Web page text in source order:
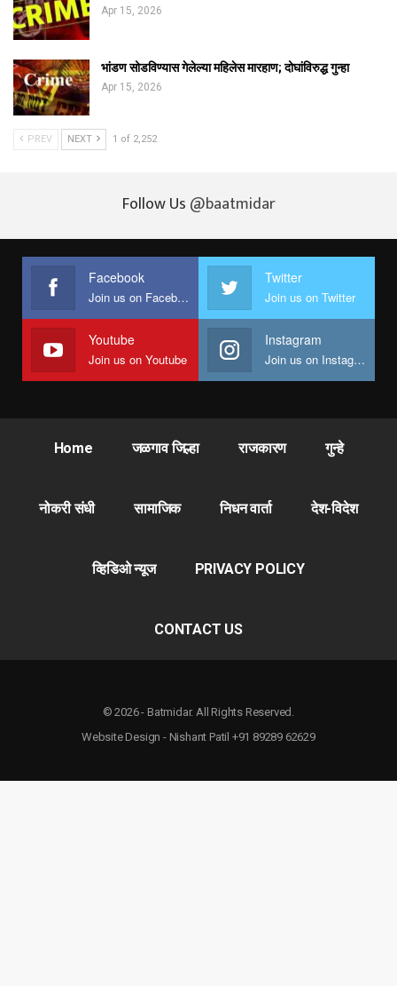
Apr 15, 2026
भांडण सोडविण्यास गेलेल्या महिलेस मारहाण; दोघांविरुद्ध गुन्हा
Apr 15, 2026
PREV NEXT 1 of 2,252
Follow Us @baatmidar
Facebook
Join us on Facebook
Twitter
Join us on Twitter
Youtube
Join us on Youtube
Instagram
Join us on Instagram
Home जळगाव जिल्हा राजकारण गुन्हे
नोकरी संधी सामाजिक निधन वार्ता देश-विदेश
व्हिडिओ न्यूज PRIVACY POLICY
CONTACT US
© 2026 - Batmidar. All Rights Reserved.
Website Design - Nishant Patil +91 89289 62629